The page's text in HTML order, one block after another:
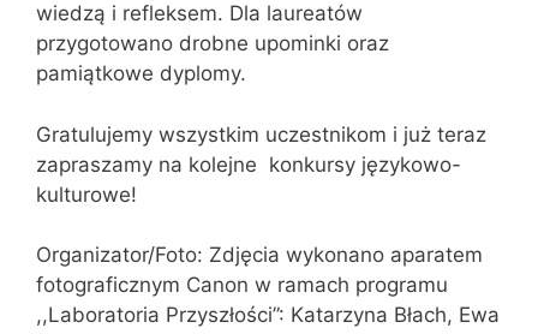
wiedzą i refleksem. Dla laureatów
przygotowano drobne upominki oraz
pamiątkowe dyplomy.
Gratulujemy wszystkim uczestnikom i już teraz
zapraszamy na kolejne konkursy językowo-
kulturowe!
Organizator/Foto: Zdjęcia wykonano aparatem
fotograficznym Canon w ramach programu
,,Laboratoria Przyszłości”: Katarzyna Błach, Ewa